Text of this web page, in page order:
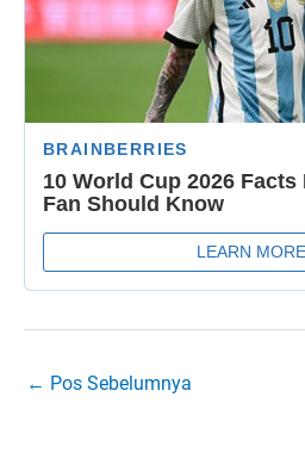
← Pos Sebelumnya